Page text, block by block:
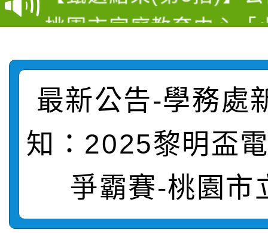
結果(第11招)
學年度第1學期第9次代
結果(第3招)
桃園市家庭教育中心「
「祖孫樂淘桃」、「愛
絕-親子共學同樂會」
站幸福系列講座及成長
報，惠請貴機關(學校)
宣導。
員」簡章及活動海報，
踴躍報名參加
115學年度新生訓練注
115學年度新生補報到
結果
【甄選結果(第10招)】
學年度第1學期第7次
結果(第10招)
【甄選結果(第2招)】
學年度第1學期第9次代
轉知：本市公務人員協
最新公告-學務處
知：2025黎明盃
爭霸賽-桃園市